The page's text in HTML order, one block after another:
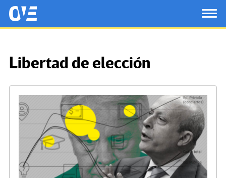
Saltar al contenido principal
OtrasVocesenEducacion.org
Libertad de elección